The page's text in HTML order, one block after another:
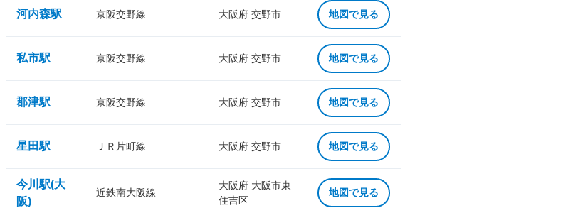
河内森駅 京阪交野線 大阪府 交野市 地図で見る
私市駅 京阪交野線 大阪府 交野市 地図で見る
郡津駅 京阪交野線 大阪府 交野市 地図で見る
星田駅 ＪＲ片町線 大阪府 交野市 地図で見る
今川駅(大
阪)
近鉄南大阪線
大阪府 大阪市東
住吉区
地図で見る